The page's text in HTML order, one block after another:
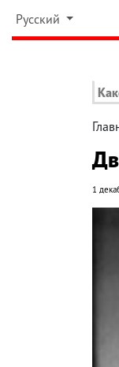
Русский
1